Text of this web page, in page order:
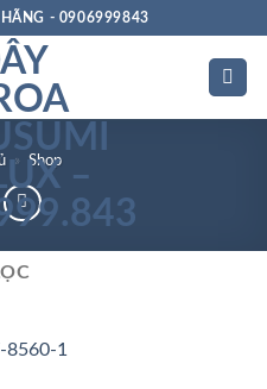
- 0906999843
» Shop